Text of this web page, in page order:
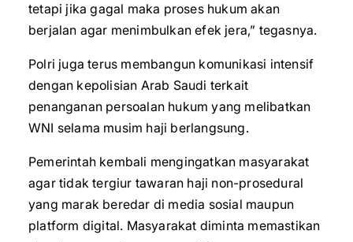
tetapi jika gagal maka proses hukum akan
berjalan agar menimbulkan efek jera,” tegasnya.
Polri juga terus membangun komunikasi intensif
dengan kepolisian Arab Saudi terkait
penanganan persoalan hukum yang melibatkan
WNI selama musim haji berlangsung.
Pemerintah kembali mengingatkan masyarakat
agar tidak tergiur tawaran haji non-prosedural
yang marak beredar di media sosial maupun
platform digital. Masyarakat diminta memastikan